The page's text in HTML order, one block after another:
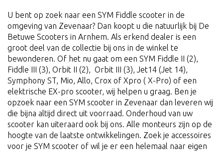
U bent op zoek naar een SYM Fiddle scooter in de
omgeving van Zevenaar? Dan koopt u die natuurlijk bij De
Betuwe Scooters in Arnhem. Als erkend dealer is een
groot deel van de collectie bij ons in de winkel te
bewonderen. Of het nu gaat om een SYM Fiddle II (2),
Fiddle III (3), Orbit II (2), Orbit III (3), Jet14 (Jet 14),
Symphony ST, Mio, Allo, Crox of Xpro ( X-Pro) of een
elektrische EX-pro scooter, wij helpen u graag. Ben je
opzoek naar een SYM scooter in Zevenaar dan leveren wij
die bijna altijd direct uit voorraad. Onderhoud van uw
scooter kan uiteraard ook bij ons. Alle monteurs zijn op de
hoogte van de laatste ontwikkelingen. Zoek je accessoires
voor je SYM scooter of wil je er een helemaal naar eigen